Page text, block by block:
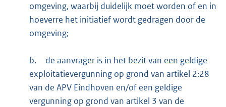
omgeving, waarbij duidelijk moet worden of en in
hoeverre het initiatief wordt gedragen door de
omgeving;
b.
de aanvrager is in het bezit van een geldige
exploitatievergunning op grond van artikel 2:28
van de APV Eindhoven en/of een geldige
vergunning op grond van artikel 3 van de